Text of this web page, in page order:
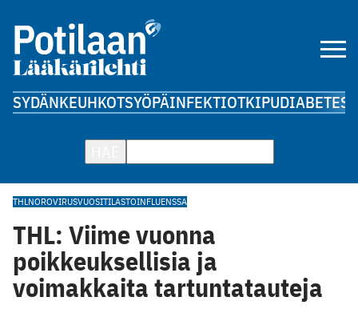
SYDÄNKEUHKOTSYÖPÄINFEKTIOTKIPUDIABETES
THLNOROVIRUSVUOSITILASTOINFLUENSSA
THL: Viime vuonna
poikkeuksellisia ja
voimakkaita tartuntatauteja